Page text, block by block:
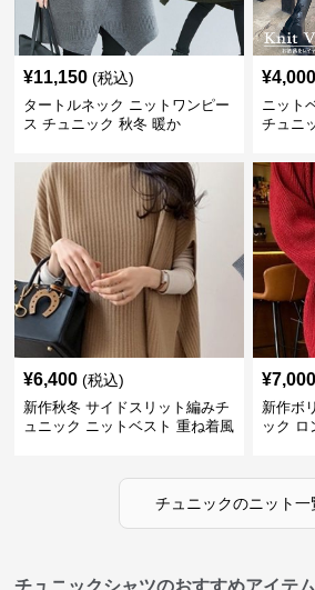
¥11,150 (税込)
タートルネック ニットワンピー
ス チュニック 秋冬 暖か
¥4,000
ニット
チュニ
¥6,400 (税込)
新作秋冬 サイドスリット編みチ
ュニック ニットベスト 重ね着風
¥7,000
新作ボ
ック ロ
チュニックのニット一
チュニックシャツのおすすめアイテム